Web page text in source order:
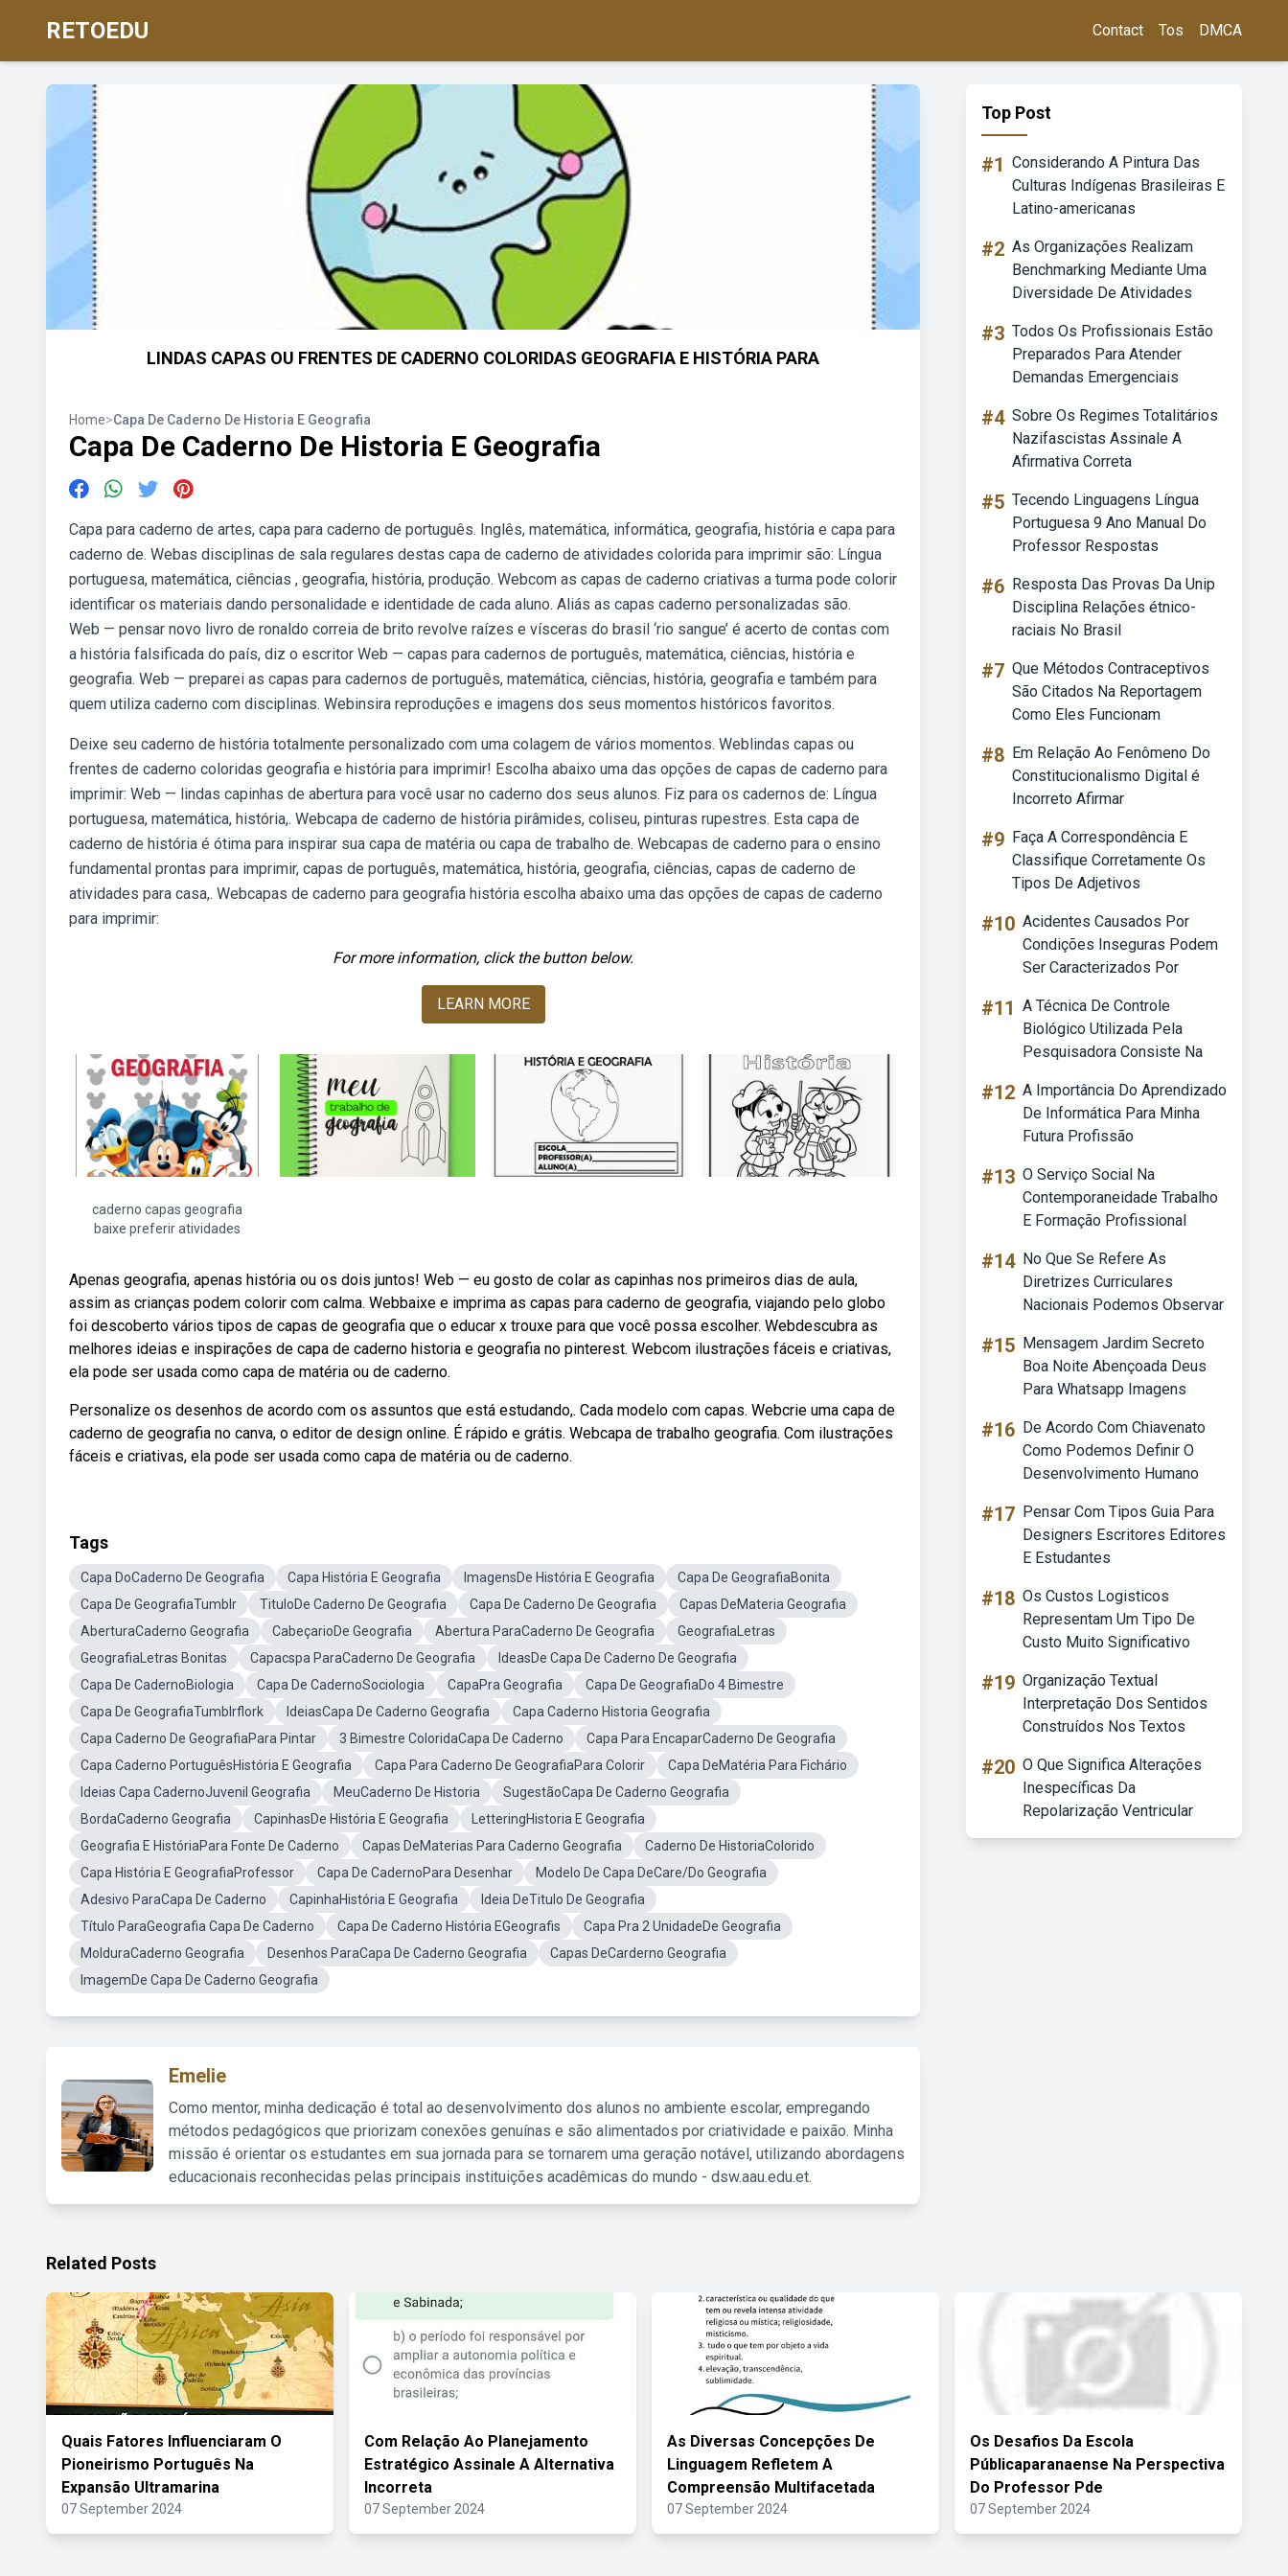
RETOEDU Contact Tos DMCA
LINDAS CAPAS OU FRENTES DE CADERNO COLORIDAS GEOGRAFIA E HISTÓRIA PARA
Home>Capa De Caderno De Historia E Geografia
Capa De Caderno De Historia E Geografia
Capa para caderno de artes, capa para caderno de português. Inglês, matemática, informática, geografia, história e capa para
caderno de. Webas disciplinas de sala regulares destas capa de caderno de atividades colorida para imprimir são: Língua
portuguesa, matemática, ciências , geografia, história, produção. Webcom as capas de caderno criativas a turma pode colorir
identificar os materiais dando personalidade e identidade de cada aluno. Aliás as capas caderno personalizadas são.
Web — pensar novo livro de ronaldo correia de brito revolve raízes e vísceras do brasil ‘rio sangue’ é acerto de contas com
a história falsificada do país, diz o escritor Web — capas para cadernos de português, matemática, ciências, história e
geografia. Web — preparei as capas para cadernos de português, matemática, ciências, história, geografia e também para
quem utiliza caderno com disciplinas. Webinsira reproduções e imagens dos seus momentos históricos favoritos.
Deixe seu caderno de história totalmente personalizado com uma colagem de vários momentos. Weblindas capas ou
frentes de caderno coloridas geografia e história para imprimir! Escolha abaixo uma das opções de capas de caderno para
imprimir: Web — lindas capinhas de abertura para você usar no caderno dos seus alunos. Fiz para os cadernos de: Língua
portuguesa, matemática, história,. Webcapa de caderno de história pirâmides, coliseu, pinturas rupestres. Esta capa de
caderno de história é ótima para inspirar sua capa de matéria ou capa de trabalho de. Webcapas de caderno para o ensino
fundamental prontas para imprimir, capas de português, matemática, história, geografia, ciências, capas de caderno de
atividades para casa,. Webcapas de caderno para geografia história escolha abaixo uma das opções de capas de caderno
para imprimir:
For more information, click the button below.
LEARN MORE
caderno capas geografia
baixe preferir atividades
Apenas geografia, apenas história ou os dois juntos! Web — eu gosto de colar as capinhas nos primeiros dias de aula,
assim as crianças podem colorir com calma. Webbaixe e imprima as capas para caderno de geografia, viajando pelo globo
foi descoberto vários tipos de capas de geografia que o educar x trouxe para que você possa escolher. Webdescubra as
melhores ideias e inspirações de capa de caderno historia e geografia no pinterest. Webcom ilustrações fáceis e criativas,
ela pode ser usada como capa de matéria ou de caderno.
Personalize os desenhos de acordo com os assuntos que está estudando,. Cada modelo com capas. Webcrie uma capa de
caderno de geografia no canva, o editor de design online. É rápido e grátis. Webcapa de trabalho geografia. Com ilustrações
fáceis e criativas, ela pode ser usada como capa de matéria ou de caderno.
Tags
Capa DoCaderno De Geografia Capa História E Geografia ImagensDe História E Geografia
Capa De GeografiaBonita
Capa De GeografiaTumblr
TituloDe Caderno De Geografia Capa De Caderno De Geografia
Capas DeMateria Geografia
AberturaCaderno Geografia
CabeçarioDe Geografia Abertura ParaCaderno De Geografia
GeografiaLetras
GeografiaLetras Bonitas
Capacspa ParaCaderno De Geografia
IdeasDe Capa De Caderno De Geografia
Capa De CadernoBiologia
Capa De CadernoSociologia CapaPra Geografia
Capa De GeografiaDo 4 Bimestre
Capa De GeografiaTumblrflork
IdeiasCapa De Caderno Geografia
Capa Caderno Historia Geografia
Capa Caderno De GeografiaPara Pintar
3 Bimestre ColoridaCapa De Caderno
Capa Para EncaparCaderno De Geografia
Capa Caderno PortuguêsHistória E Geografia
Capa Para Caderno De GeografiaPara Colorir
Capa DeMatéria Para Fichário
Ideias Capa CadernoJuvenil Geografia
MeuCaderno De Historia
SugestãoCapa De Caderno Geografia
BordaCaderno Geografia
CapinhasDe História E Geografia
LetteringHistoria E Geografia
Geografia E HistóriaPara Fonte De Caderno
Capas DeMaterias Para Caderno Geografia
Caderno De HistoriaColorido
Capa História E GeografiaProfessor
Capa De CadernoPara Desenhar
Modelo De Capa DeCare/Do Geografia
Adesivo ParaCapa De Caderno
CapinhaHistória E Geografia
Ideia DeTitulo De Geografia
Título ParaGeografia Capa De Caderno
Capa De Caderno História EGeografis
Capa Pra 2 UnidadeDe Geografia
MolduraCaderno Geografia
Desenhos ParaCapa De Caderno Geografia
Capas DeCarderno Geografia
ImagemDe Capa De Caderno Geografia
Emelie
Como mentor, minha dedicação é total ao desenvolvimento dos alunos no ambiente escolar, empregando
métodos pedagógicos que priorizam conexões genuínas e são alimentados por criatividade e paixão. Minha
missão é orientar os estudantes em sua jornada para se tornarem uma geração notável, utilizando abordagens
educacionais reconhecidas pelas principais instituições acadêmicas do mundo - dsw.aau.edu.et.
Top Post
#1 Considerando A Pintura Das
Culturas Indígenas Brasileiras E
Latino-americanas
#2 As Organizações Realizam
Benchmarking Mediante Uma
Diversidade De Atividades
#3 Todos Os Profissionais Estão
Preparados Para Atender
Demandas Emergenciais
#4 Sobre Os Regimes Totalitários
Nazifascistas Assinale A
Afirmativa Correta
#5 Tecendo Linguagens Língua
Portuguesa 9 Ano Manual Do
Professor Respostas
#6 Resposta Das Provas Da Unip
Disciplina Relações étnico-
raciais No Brasil
#7 Que Métodos Contraceptivos
São Citados Na Reportagem
Como Eles Funcionam
#8 Em Relação Ao Fenômeno Do
Constitucionalismo Digital é
Incorreto Afirmar
#9 Faça A Correspondência E
Classifique Corretamente Os
Tipos De Adjetivos
#10 Acidentes Causados Por
Condições Inseguras Podem
Ser Caracterizados Por
#11 A Técnica De Controle
Biológico Utilizada Pela
Pesquisadora Consiste Na
#12 A Importância Do Aprendizado
De Informática Para Minha
Futura Profissão
#13 O Serviço Social Na
Contemporaneidade Trabalho
E Formação Profissional
#14 No Que Se Refere As
Diretrizes Curriculares
Nacionais Podemos Observar
#15 Mensagem Jardim Secreto
Boa Noite Abençoada Deus
Para Whatsapp Imagens
#16 De Acordo Com Chiavenato
Como Podemos Definir O
Desenvolvimento Humano
#17 Pensar Com Tipos Guia Para
Designers Escritores Editores
E Estudantes
#18 Os Custos Logisticos
Representam Um Tipo De
Custo Muito Significativo
#19 Organização Textual
Interpretação Dos Sentidos
Construídos Nos Textos
#20 O Que Significa Alterações
Inespecíficas Da
Repolarização Ventricular
Related Posts
Quais Fatores Influenciaram O
Pioneirismo Português Na
Expansão Ultramarina
07 September 2024
Com Relação Ao Planejamento
Estratégico Assinale A Alternativa
Incorreta
07 September 2024
As Diversas Concepções De
Linguagem Refletem A
Compreensão Multifacetada
07 September 2024
Os Desafios Da Escola
Públicaparanaense Na Perspectiva
Do Professor Pde
07 September 2024